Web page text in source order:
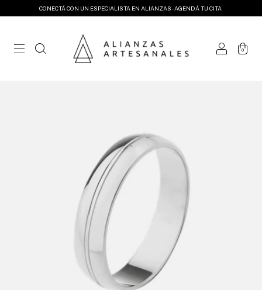
CONECTÁ CON UN ESPECIALISTA EN ALIANZAS - AGENDÁ TU CITA
0